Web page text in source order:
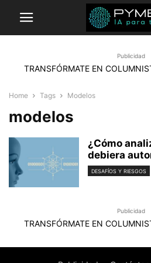
Publicidad
TRANSFÓRMATE EN
Home Tags Modelos
modelos
¿Cómo
debiera
DESAFÍOS Y RIESGOS
Publicidad
TRANSFÓRMATE EN